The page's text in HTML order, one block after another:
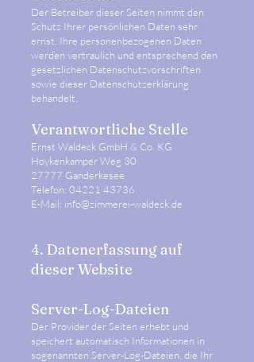
Der Betreiber dieser Seiten nimmt den
Schutz Ihrer persönlichen Daten sehr
ernst. Ihre personenbezogenen Daten
werden vertraulich und entsprechend den
gesetzlichen Datenschutzvorschriften
sowie dieser Datenschutzerklärung
behandelt.
Verantwortliche Stelle
Ernst Waldeck GmbH & Co. KG
Hoykenkamper Weg 30
27777 Ganderkesee
Telefon: 04221 43736
E-Mail: info@zimmerei-waldeck.de
4. Datenerfassung auf
dieser Website
Server-Log-Dateien
Der Provider der Seiten erhebt und
speichert automatisch Informationen in
sogenannten Server-Log-Dateien, die Ihr